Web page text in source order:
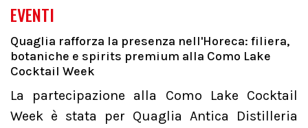
EVENTI
Quaglia rafforza la presenza nell'Horeca: filiera,
botaniche e spirits premium alla Como Lake
Cocktail Week
La partecipazione alla Como Lake Cocktail
Week è stata per Quaglia Antica Distilleria